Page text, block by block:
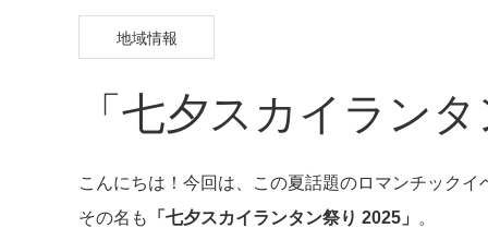
地域情報
「七夕スカイラン
こんにちは！今回は、この夏話題のロマンチックイ
その名も
「七夕スカイランタン祭り 2025」 。